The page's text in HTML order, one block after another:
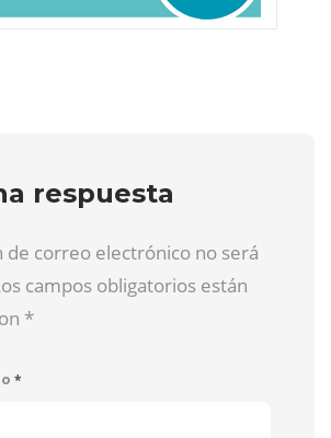
respuesta
de correo electrónico no será
campos obligatorios están
*
*